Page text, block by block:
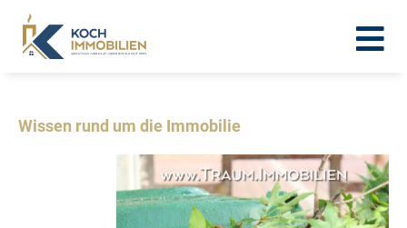
Wissen rund um die Immobilie